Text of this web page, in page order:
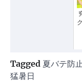
Tagged 夏バテ防止
猛暑日